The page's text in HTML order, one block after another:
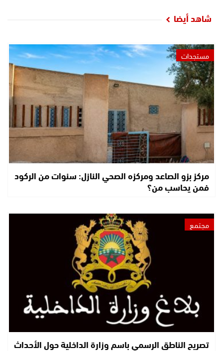
شاهد أيضا
مستجدات
مركز بزو الصاعد ومركزه الصحي النازل: سنوات من الركود
فمن يحاسب من؟
مجتمع
تصريح الناطق الرسمي باسم وزارة الداخلية حول الأحداث